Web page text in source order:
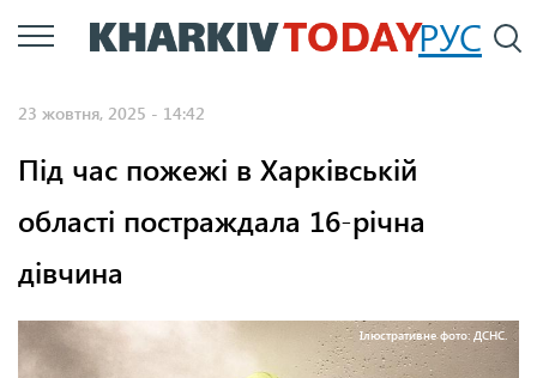
Перейти
до
РУС
23 жовтня, 2025 - 14:42
Під час пожежі в Харківській
області постраждала 16-річна
дівчина
Ілюстративне фото: ДСНС.